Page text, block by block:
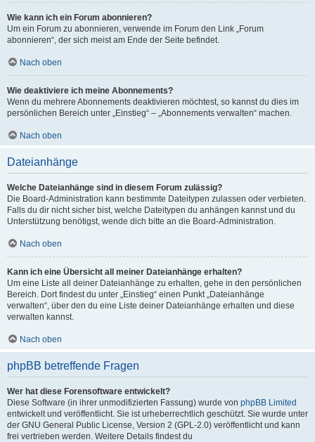
Wie kann ich ein Forum abonnieren?
Um ein Forum zu abonnieren, verwende im Forum den Link „Forum
abonnieren“, der sich meist am Ende der Seite befindet.
Nach oben
Wie deaktiviere ich meine Abonnements?
Wenn du mehrere Abonnements deaktivieren möchtest, so kannst du dies im
persönlichen Bereich unter „Einstieg“ – „Abonnements verwalten“ machen.
Nach oben
Dateianhänge
Welche Dateianhänge sind in diesem Forum zulässig?
Die Board-Administration kann bestimmte Dateitypen zulassen oder verbieten.
Falls du dir nicht sicher bist, welche Dateitypen du anhängen kannst und du
Unterstützung benötigst, wende dich bitte an die Board-Administration.
Nach oben
Kann ich eine Übersicht all meiner Dateianhänge erhalten?
Um eine Liste all deiner Dateianhänge zu erhalten, gehe in den persönlichen
Bereich. Dort findest du unter „Einstieg“ einen Punkt „Dateianhänge
verwalten“, über den du eine Liste deiner Dateianhänge erhalten und diese
verwalten kannst.
Nach oben
phpBB betreffende Fragen
Wer hat diese Forensoftware entwickelt?
Diese Software (in ihrer unmodifizierten Fassung) wurde von phpBB Limited
entwickelt und veröffentlicht. Sie ist urheberrechtlich geschützt. Sie wurde unter
der GNU General Public License, Version 2 (GPL-2.0) veröffentlicht und kann
frei vertrieben werden. Weitere Details findest du